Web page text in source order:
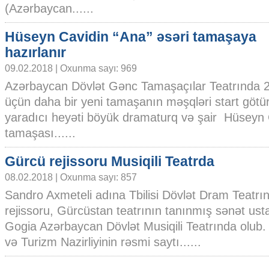
(Azərbaycan......
Hüseyn Cavidin “Ana” əsəri tamaşaya
hazırlanır
09.02.2018 | Oxunma sayı: 969
Azərbaycan Dövlət Gənc Tamaşaçılar Teatrında
üçün daha bir yeni tamaşanın məşqləri start
yaradıcı heyəti böyük dramaturq və şair Hüseyn
tamaşası......
Gürcü rejissoru Musiqili Teatrda
08.02.2018 | Oxunma sayı: 857
Sandro Axmeteli adına Tbilisi Dövlət Dram
rejissoru, Gürcüstan teatrının tanınmış sənət
Gogia Azərbaycan Dövlət Musiqili Teatrında
və Turizm Nazirliyinin rəsmi saytı......